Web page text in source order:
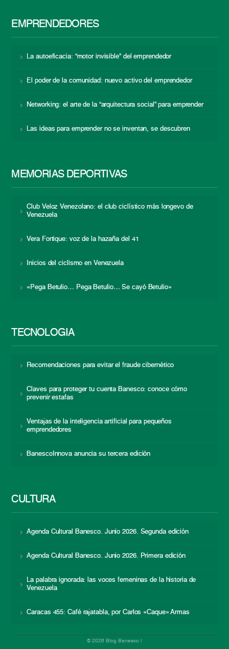
EMPRENDEDORES
La autoeficacia: “motor invisible” del emprendedor
El poder de la comunidad: nuevo activo del emprendedor
Networking: el arte de la “arquitectura social” para emprender
Las ideas para emprender no se inventan, se descubren
MEMORIAS DEPORTIVAS
Club Veloz Venezolano: el club ciclístico más longevo de
Venezuela
Vera Fortique: voz de la hazaña del 41
Inicios del ciclismo en Venezuela
«Pega Betulio… Pega Betulio… Se cayó Betulio»
TECNOLOGÍA
Recomendaciones para evitar el fraude cibernético
Claves para proteger tu cuenta Banesco: conoce cómo
prevenir estafas
Ventajas de la inteligencia artificial para pequeños
emprendedores
BanescoInnova anuncia su tercera edición
CULTURA
Agenda Cultural Banesco. Junio 2026. Segunda edición
Agenda Cultural Banesco. Junio 2026. Primera edición
La palabra ignorada: las voces femeninas de la historia de
Venezuela
Caracas 455: Café rajatabla, por Carlos «Caque» Armas
© 2026 Blog Banesco |